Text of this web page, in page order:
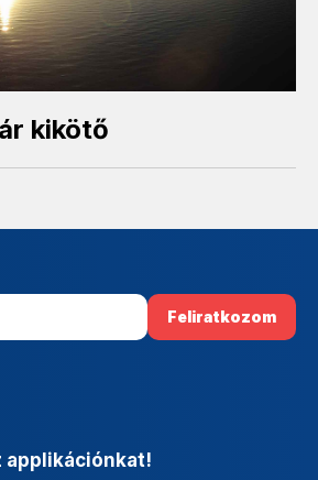
kikötő
applikációnkat!